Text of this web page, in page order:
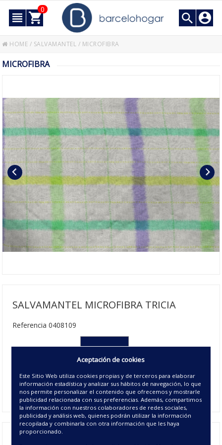
0
HOME / SALVAMANTEL / MICROFIBRA
MICROFIBRA
SALVAMANTEL MICROFIBRA TRICIA
Referencia 0408109
00 - UNICO
Disponible
Aceptación de cookies
Este Sitio Web utiliza cookies propias y de terceros para elaborar
información estadística y analizar sus hábitos de navegación, lo que
nos permite personalizar el contenido que ofrecemos y mostrarle
publicidad relacionada con sus preferencias. Además, compartimos
la información con nuestros colaboradores de redes sociales,
publicidad y análisis web, quienes podrán utilizar la información
recopilada y combinarla con otra información que les haya
proporcionado.